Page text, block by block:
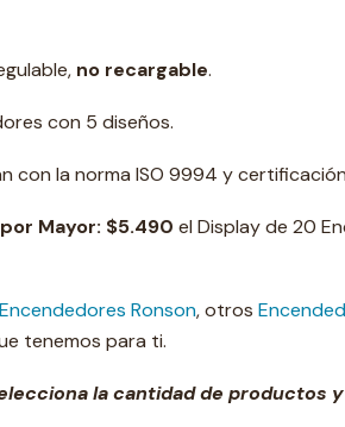
no recargable.
con 5 diseños.
con la norma ISO 9994 y certificación
Mayor: $5.490 el Display de 20
Encendedores Ronson, otros
tenemos para ti.
la cantidad de productos y